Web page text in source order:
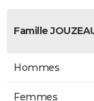
Famille
Hommes
Femmes